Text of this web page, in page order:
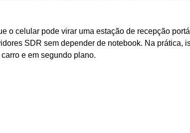
o celular pode virar uma estação de recepção
SDR sem depender de notebook. Na prática,
e em segundo plano.